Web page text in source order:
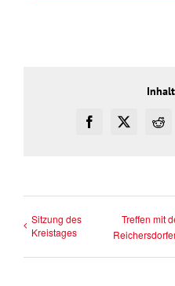
Facebook
X
Sitzung des
Kreistages
Treffen mit